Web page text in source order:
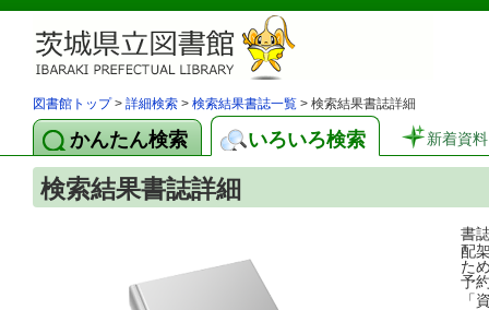
図書館トップ> 詳細検索 > 検索結果書誌一覧 > 検索結果書誌詳細
かんたん検索 いろいろ検索 新着資料
検索結果書誌詳細
書
配
た
予
「